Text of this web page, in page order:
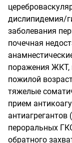
дислипидемия/
заболевания
почечная
поражения ЖКТ,
пожилой
тяжелые
прием
антиагрегантов
пероральных
обратного